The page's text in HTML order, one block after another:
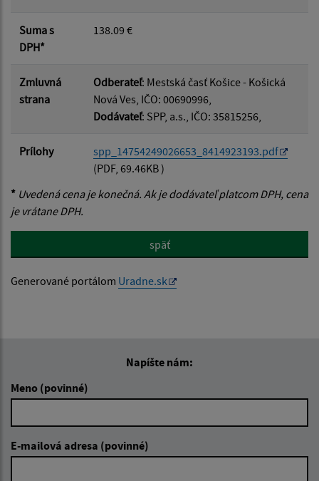
Suma s
DPH*
138.09 €
Zmluvná
strana
Odberateľ: Mestská časť Košice - Košická
Nová Ves, IČO: 00690996,
Dodávateľ: SPP, a.s., IČO: 35815256,
Prílohy
spp_14754249026653_8414923193.pdf
(PDF, 69.46KB )
* Uvedená cena je konečná. Ak je dodávateľ platcom DPH, cena
je vrátane DPH.
späť
Generované portálom Uradne.sk
Napíšte nám:
Meno (povinné)
E-mailová adresa (povinné)